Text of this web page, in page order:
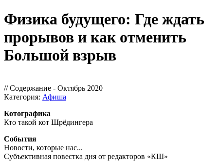
Физика будущего: Где ждать
прорывов и как отменить
Большой взрыв
// Содержание - Октябрь 2020
Категория: Афиша
Котографика
Кто такой кот Шрёдингера
События
Новости, которые нас...
Субъективная повестка дня от редакторов «КШ»